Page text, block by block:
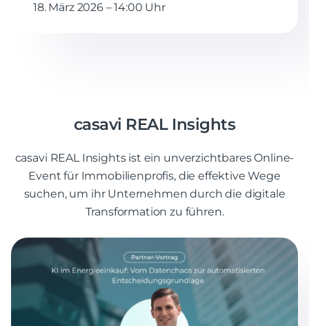
18. März 2026 – 14:00 Uhr
casavi REAL Insights
casavi REAL Insights ist ein unverzichtbares Online-
Event für Immobilienprofis, die effektive Wege
suchen, um ihr Unternehmen durch die digitale
Transformation zu führen.